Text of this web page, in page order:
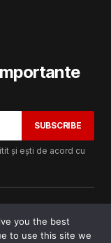
SUBSCRIBE
și ești de acord cu
drepturile
you the best
to use this site we